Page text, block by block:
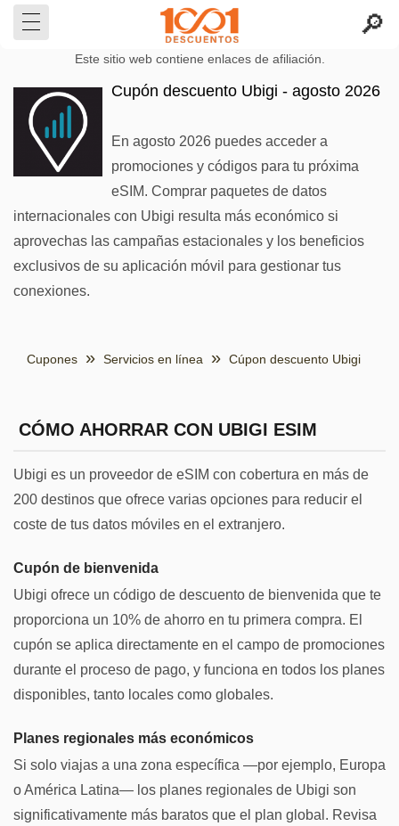
Este sitio web contiene enlaces de afiliación.
Cupón descuento Ubigi - agosto 2026
En agosto 2026 puedes acceder a
promociones y códigos para tu próxima
eSIM. Comprar paquetes de datos
internacionales con Ubigi resulta más económico si
aprovechas las campañas estacionales y los beneficios
exclusivos de su aplicación móvil para gestionar tus
conexiones.
Cupones Servicios en línea Cúpon descuento Ubigi
CÓMO AHORRAR CON UBIGI ESIM
Ubigi es un proveedor de eSIM con cobertura en más de
200 destinos que ofrece varias opciones para reducir el
coste de tus datos móviles en el extranjero.
Cupón de bienvenida
Ubigi ofrece un código de descuento de bienvenida que te
proporciona un 10% de ahorro en tu primera compra. El
cupón se aplica directamente en el campo de promociones
durante el proceso de pago, y funciona en todos los planes
disponibles, tanto locales como globales.
Planes regionales más económicos
Si solo viajas a una zona específica —por ejemplo, Europa
o América Latina— los planes regionales de Ubigi son
significativamente más baratos que el plan global. Revisa